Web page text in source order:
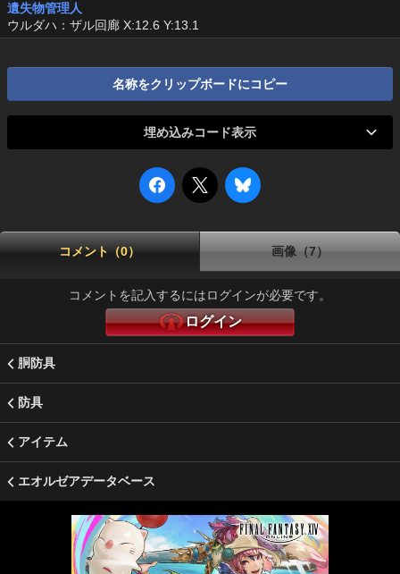
遺失物管理人
ウルダハ：ザル回廊 X:12.6 Y:13.1
名称をクリップボードにコピー
埋め込みコード表示
コメント（0） 画像（7）
コメントを記入するにはログインが必要です。
ログイン
胴防具
防具
アイテム
エオルゼアデータベース